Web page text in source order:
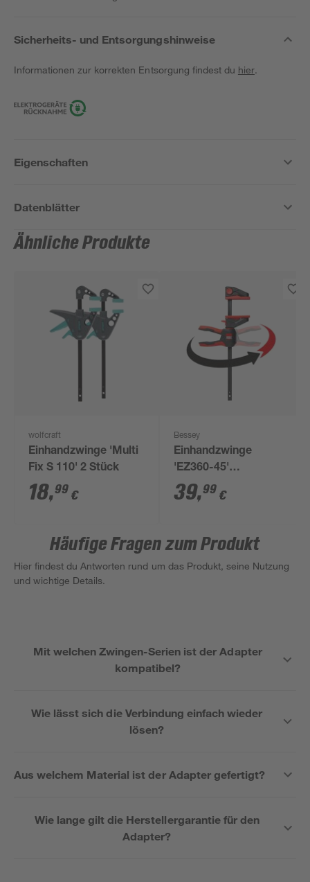
Sicherheits- und Entsorgungshinweise
Informationen zur korrekten Entsorgung findest du hier.
Eigenschaften
Datenblätter
Ähnliche Produkte
wolfcraft
Einhandzwinge 'Multi
Fix S 110' 2 Stück
18,99 €
Bessey
Einhandzwinge
'EZ360-45'
Spreizweite vorn 195-
615 mm
39,99 €
Häufige Fragen zum Produkt
Hier findest du Antworten rund um das Produkt, seine Nutzung
und wichtige Details.
Mit welchen Zwingen-Serien ist der Adapter
kompatibel?
Wie lässt sich die Verbindung einfach wieder
lösen?
Aus welchem Material ist der Adapter gefertigt?
Wie lange gilt die Herstellergarantie für den
Adapter?